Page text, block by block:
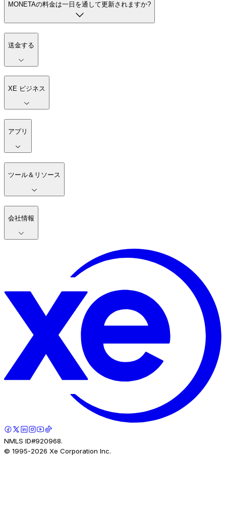
MONETAの料金は一日を通して更新されますか?
送金する
XE ビジネス
アプリ
ツール＆リソース
会社情報
NMLS ID#920968.
© 1995-2026 Xe Corporation Inc.